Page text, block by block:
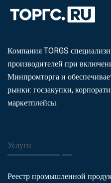
Компания TORGS
производителей при
Минпромторга и
рынки: госзакупки,
маркетплейсы.
Услуги
Реестр промышленной